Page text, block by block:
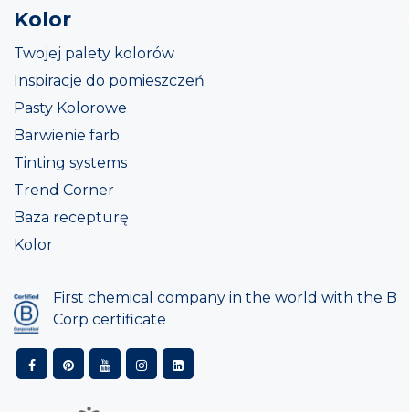
Kolor
Twojej palety kolorów
Inspiracje do pomieszczeń
Pasty Kolorowe
Barwienie farb
Tinting systems
Trend Corner
Baza recepturę
Kolor
First chemical company in the world with the B
Corp certificate